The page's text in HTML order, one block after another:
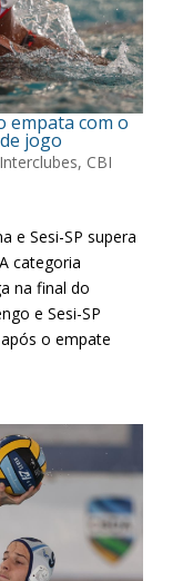
empata com o
jogo
, CBI
e Sesi-SP supera
categoria
na final do
e Sesi-SP
o empate